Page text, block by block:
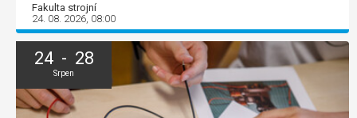
Fakulta strojní
24. 08. 2026, 08:00
24 - 28
Srpen